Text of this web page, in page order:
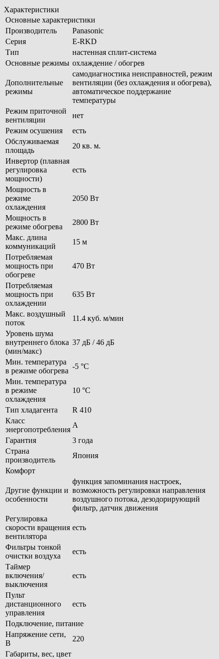
Характеристики
Основные характеристики
Производитель
Panasonic
Серия
E-RKD
Тип
настенная сплит-система
Основные режимы охлаждение / обогрев
Дополнительные
режимы
самодиагностика неисправностей, режим
вентиляции (без охлаждения и обогрева),
автоматическое поддержание
температуры
Режим приточной
вентиляции
нет
Режим осушения
есть
Обслуживаемая
площадь
20 кв. м.
Инвертор (плавная
регулировка
мощности)
есть
Мощность в
режиме
охлаждения
2050 Вт
Мощность в
режиме обогрева
2800 Вт
Макс. длина
коммуникаций
15 м
Потребляемая
мощность при
обогреве
470 Вт
Потребляемая
мощность при
охлаждении
635 Вт
Макс. воздушный
поток
11.4 куб. м/мин
Уровень шума
внутреннего блока
(мин/макс)
37 дБ / 46 дБ
Мин. температура
в режиме обогрева
-5 °С
Мин. температура
в режиме
охлаждения
10 °С
Тип хладагента
R 410
Класс
энергопотребления
A
Гарантия
3 года
Страна
производитель
Япония
Комфорт
Другие функции и
особенности
функция запоминания настроек,
возможность регулировки направления
воздушного потока, дезодорирующий
фильтр, датчик движения
Регулировка
скорости вращения
вентилятора
есть
Фильтры тонкой
очистки воздуха
есть
Таймер
включения/
выключения
есть
Пульт
дистанционного
управления
есть
Подключение, питание
Напряжение сети,
В
220
Габариты, вес, цвет